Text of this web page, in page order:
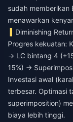
sudah memberikan
menawarkan
Diminishing
Progres kekuatan:
→ LC bintang 4
15%) →
Investasi awal
terbesar. Optimasi
superimposition)
biaya lebih tinggi.